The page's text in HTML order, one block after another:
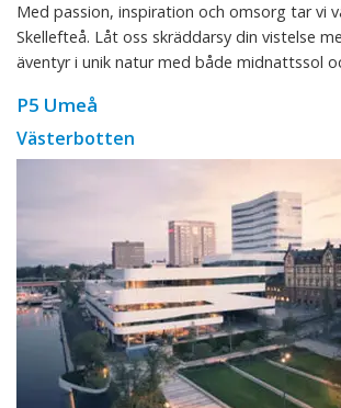
Med passion, inspiration och omsorg tar vi
Skellefteå. Låt oss skräddarsy din vistelse
äventyr i unik natur med både midnattssol
P5 Umeå
Västerbotten